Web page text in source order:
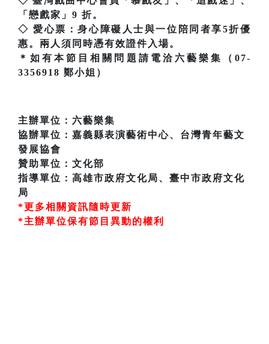
「戀戲家」9 折。
◇ 愛心票：身心障礙人士與一位陪同者享5折優
惠。兩人須同時憑有效證件入場。
＊如有本節目相關問題請電洽六藝樂集（07-
3356918 鄭小姐）
主辦單位：六藝樂集
協辦單位：嘉義縣表演藝術中心、台灣青年藝文
發展協會
贊助單位：文化部
指導單位：高雄市政府文化局、臺中市政府文化
局
*更多相關資訊隨時更新
*主辦單位保有節目異動的權利